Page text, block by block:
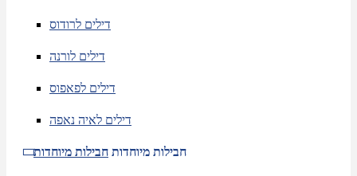
דילים לרודוס
דילים לורנה
דילים לפאפוס
דילים לאיה נאפה
חבילות מיוחדות חבילות מיוחדות